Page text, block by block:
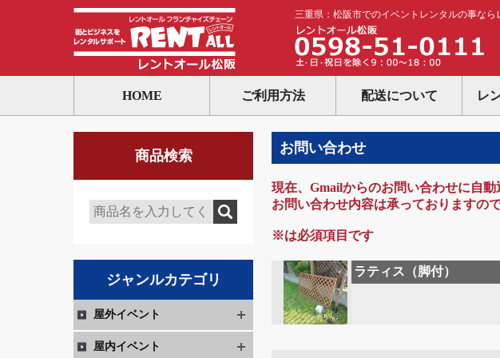
三重県：松阪市でのイベントレンタルの事なら
HOME ご利用方法 配送について レ
商品検索 お問い合わせ
現在、Gmailからのお問い合わせに自
お問い合わせ内容は承っておりますの
※は必須項目です
ラティス（脚付）
ジャンルカテゴリ
屋外イベント
屋内イベント